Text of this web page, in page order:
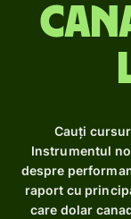
Cauți
Instrumentul
despre
raport cu
care dolar